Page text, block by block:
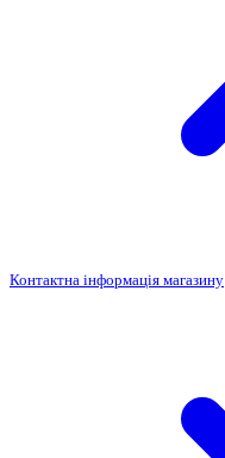
Контактна інформація магазину